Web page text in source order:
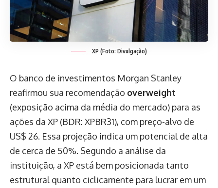
XP (Foto: Divulgação)
O banco de investimentos Morgan Stanley
reafirmou sua recomendação overweight
(exposição acima da média do mercado) para as
ações da XP (BDR: XPBR31), com preço-alvo de
US$ 26. Essa projeção indica um potencial de alta
de cerca de 50%. Segundo a análise da
instituição, a XP está bem posicionada tanto
estrutural quanto ciclicamente para lucrar em um